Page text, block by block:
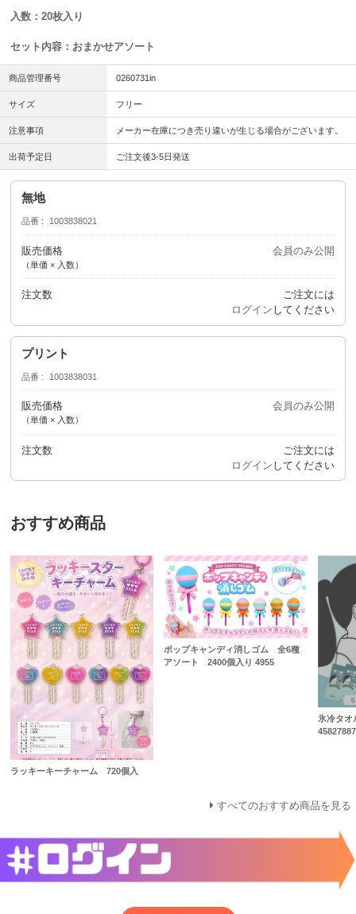
入数：20枚入り
セット内容：おまかせアソート
商品管理番号 0260731in
サイズ フリー
注意事項 メーカー在庫につき売り違いが生じる場合がございます。
出荷予定日 ご注文後3-5日発送
無地
品番 1003838021
販売価格
（単価 × 入数）
会員のみ公開
注文数
ご注文には
ログイン してください
プリント
品番 1003838031
販売価格
（単価 × 入数）
会員のみ公開
注文数
ご注文には
ログイン してください
おすすめ商品
ラッキーキーチャーム 720個入
ポップキャンディ消しゴム 全6種
アソート 2400個入り 4955
氷冷タ
すべてのおすすめ商品を見る